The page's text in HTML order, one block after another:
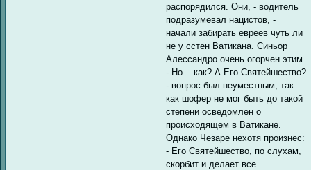
распорядился. Они, - водитель
подразумевал нацистов, -
начали забирать евреев чуть ли
не у сстен Ватикана. Синьор
Алессандро очень огорчен этим.
- Но... как? А Его Святейшество?
- вопрос был неуместным, так
как шофер не мог быть до такой
степени осведомлен о
происходящем в Ватикане.
Однако Чезаре нехотя произнес:
- Его Святейшество, по слухам,
скорбит и делает все